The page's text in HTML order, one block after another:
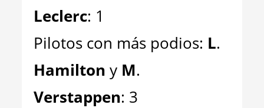
Leclerc: 1
Pilotos con más podios: L.
Hamiltony M.
Verstappen: 3